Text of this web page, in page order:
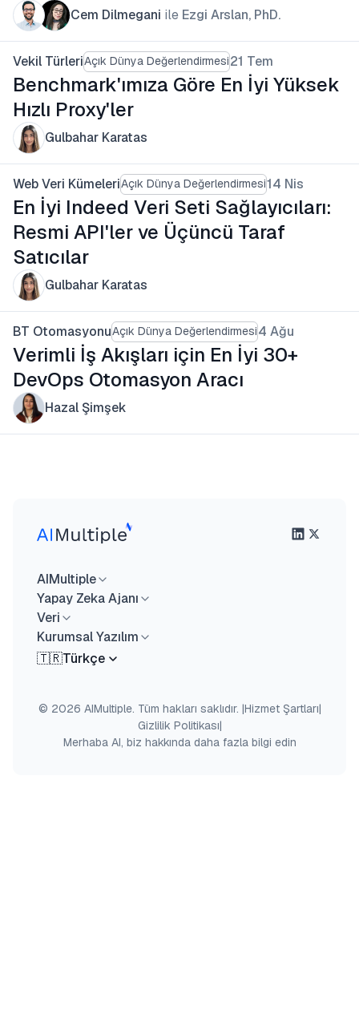
Cem Dilmegani ile Ezgi Arslan, PhD.
Vekil TürleriAçık Dünya Değerlendirmesi21 Tem
Benchmark'ımıza Göre En İyi Yüksek
Hızlı Proxy'ler
Gulbahar Karatas
Web Veri KümeleriAçık Dünya Değerlendirmesi14 Nis
En İyi Indeed Veri Seti Sağlayıcıları:
Resmi API'ler ve Üçüncü Taraf
Satıcılar
Gulbahar Karatas
BT OtomasyonuAçık Dünya Değerlendirmesi4 Ağu
Verimli İş Akışları için En İyi 30+
DevOps Otomasyon Aracı
Hazal Şimşek
AIMultiple
Yapay Zeka Ajanı
Veri
Kurumsal Yazılım
🇹🇷Türkçe
© 2026 AIMultiple. Tüm hakları saklıdır. |Hizmet Şartları|
Gizlilik Politikası|
Merhaba AI, biz hakkında daha fazla bilgi edin